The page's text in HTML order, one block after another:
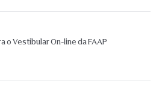
o Vestibular On-line da FAAP